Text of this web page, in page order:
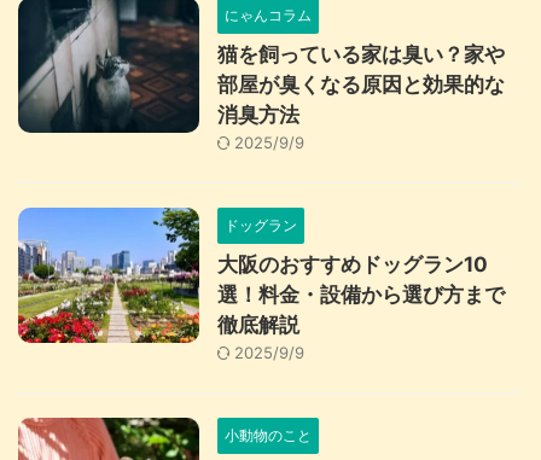
にゃんコラム
猫を飼っている家は臭い？家や
部屋が臭くなる原因と効果的な
消臭方法
2025/9/9
ドッグラン
大阪のおすすめドッグラン10
選！料金・設備から選び方まで
徹底解説
2025/9/9
小動物のこと